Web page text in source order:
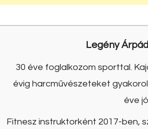
Legény Árpád
30 éve foglalkozom sporttal.
évig harcművészeteket
éve
Fitnesz instruktorként 2017-ben,